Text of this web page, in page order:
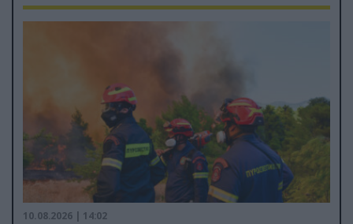
10.08.2026 | 14:02